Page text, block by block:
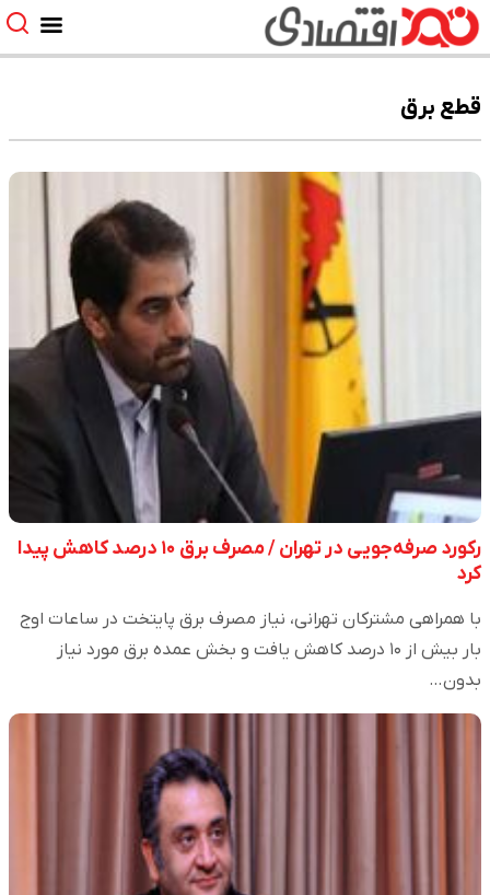
قطع برق
رکورد صرفه‌جویی در تهران / مصرف برق ۱۰ درصد کاهش پیدا
کرد
با همراهی مشترکان تهرانی، نیاز مصرف برق پایتخت در ساعات اوج
بار بیش از ۱۰ درصد کاهش یافت و بخش عمده برق مورد نیاز
بدون…